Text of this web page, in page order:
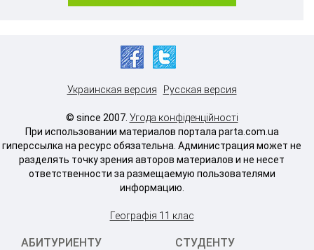
Украинская версия Русская версия
© since 2007. Угода конфіденційності
При использовании материалов портала parta.com.ua
гиперссылка на ресурс обязательна. Администрация может не
разделять точку зрения авторов материалов и не несет
ответственности за размещаемую пользователями
информацию.
Географія 11 клас
АБИТУРИЕНТУ СТУДЕНТУ